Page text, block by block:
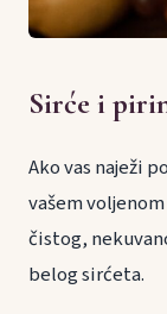
Sirće i
Ako vas naježi
vašem
čistog,
belog sirćeta.